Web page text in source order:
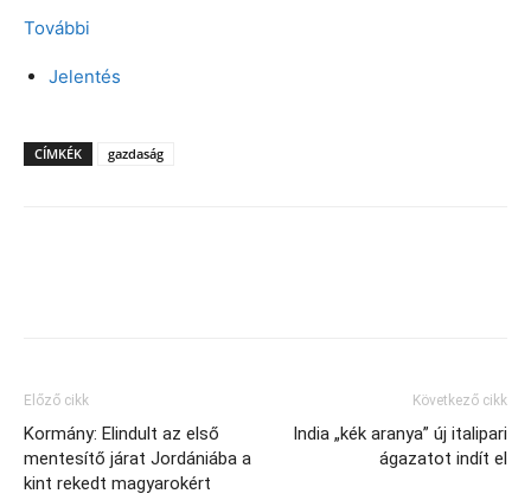
További
Jelentés
CÍMKÉK gazdaság
Előző cikk
Kormány: Elindult az első
mentesítő járat Jordániába a
kint rekedt magyarokért
Következő cikk
India „kék aranya” új italipari
ágazatot indít el